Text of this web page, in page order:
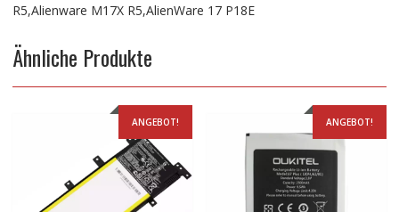
R5,Alienware M17X R5,AlienWare 17 P18E
Ähnliche Produkte
ANGEBOT! ANGEBOT!